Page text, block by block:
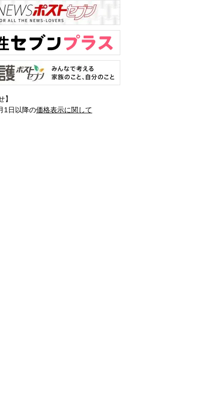
】
1日以降の価格表示に関して